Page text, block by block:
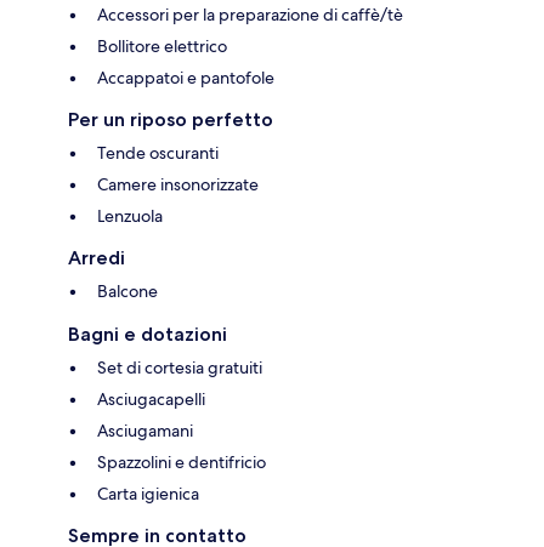
Accessori per la preparazione di caffè/tè
Bollitore elettrico
Accappatoi e pantofole
Per un riposo perfetto
Tende oscuranti
Camere insonorizzate
Lenzuola
Arredi
Balcone
Bagni e dotazioni
Set di cortesia gratuiti
Asciugacapelli
Asciugamani
Spazzolini e dentifricio
Carta igienica
Sempre in contatto